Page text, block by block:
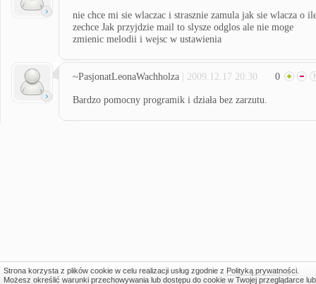
nie chce mi sie wlaczac i strasznie zamula jak sie wlacza o
zechce Jak przyjdzie mail to slysze odglos ale nie moge
zmienic melodii i wejsc w ustawienia
~PasjonatLeonaWachholza | 2009.12.17 20:30 0
Bardzo pomocny programik i działa bez zarzutu.
Strona korzysta z plików cookie w celu realizacji usług zgodnie z Polityką prywatności.
Możesz określić warunki przechowywania lub dostępu do cookie w Twojej przeglądarce lub